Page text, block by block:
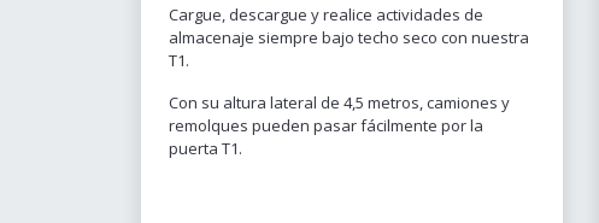
Cargue, descargue y realice actividades de
almacenaje siempre bajo techo seco con nuestra
T1.
Con su altura lateral de 4,5 metros, camiones y
remolques pueden pasar fácilmente por la
puerta T1.